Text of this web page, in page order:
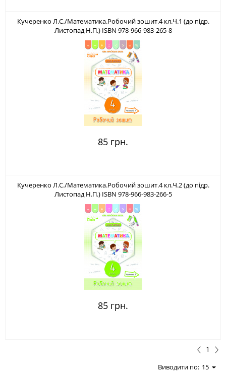
Кучеренко Л.С./Математика.Робочий зошит.4 кл.Ч.1 (до підр.
Листопад Н.П.) ISBN 978-966-983-265-8
85 грн.
Кучеренко Л.С./Математика.Робочий зошит.4 кл.Ч.2 (до підр.
Листопад Н.П.) ISBN 978-966-983-266-5
85 грн.
1
Виводити по: 15